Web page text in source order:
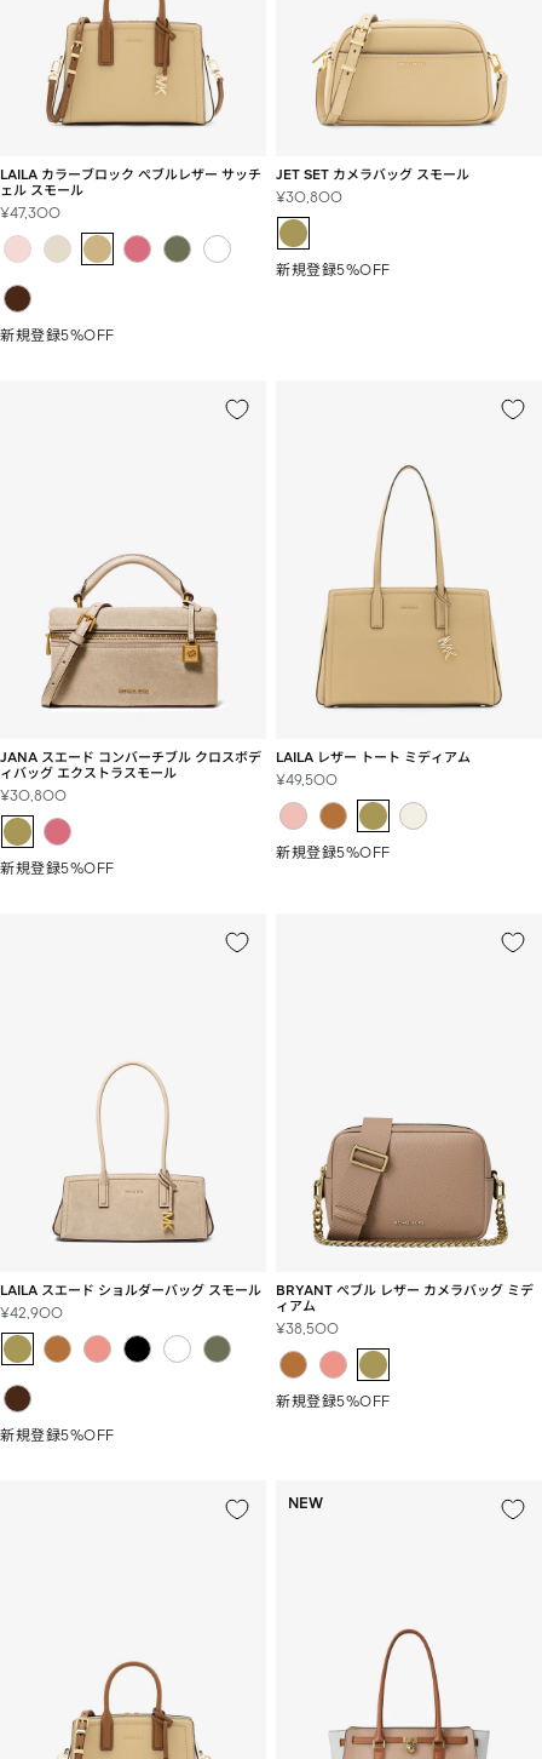
LAILA カラーブロック ぺブルレザー サッチ
ェル スモール
セ
ー
ル
格
¥47,300
新規登録5%OFF
JET SET カメラバッグ スモール
セ
ー
ル
格
¥30,800
新規登録5%OFF
JANA スエード コンバーチブル クロスボデ
ィバッグ エクストラスモール
セ
ー
ル
格
¥30,800
新規登録5%OFF
LAILA レザー トート ミディアム
セ
ー
ル
格
¥49,500
新規登録5%OFF
LAILA スエード ショルダーバッグ スモール
セ
ー
ル
格
¥42,900
新規登録5%OFF
BRYANT ぺブル レザー カメラバッグ ミデ
ィアム
セ
ー
ル
格
¥38,500
新規登録5%OFF
NEW